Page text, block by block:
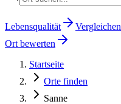
Lebensqualität Vergleichen
Ort bewerten
Startseite
Orte finden
Sanne